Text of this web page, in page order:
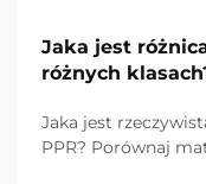
Jaka jest
różnych
Jaka jest
PPR? Porównaj